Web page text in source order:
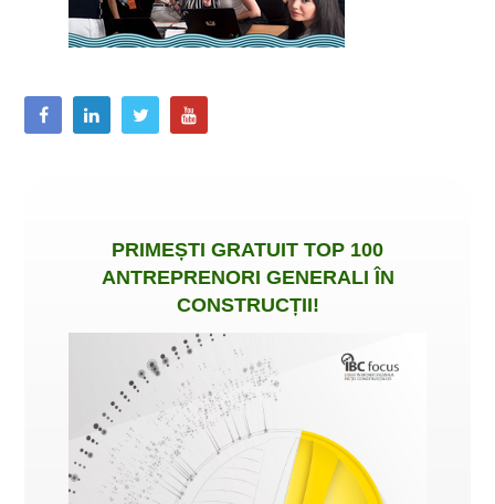
PRIMEȘTI GRATUIT TOP 100
ANTREPRENORI GENERALI ÎN
CONSTRUCȚII!